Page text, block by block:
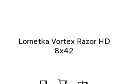
Lornetka Vortex Razor HD
8x42